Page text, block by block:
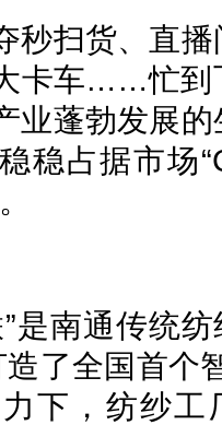
秒扫货、直
卡车……忙到
业蓬勃发展
稳占据市场
是南通传统
了全国首个
下，纺纱工